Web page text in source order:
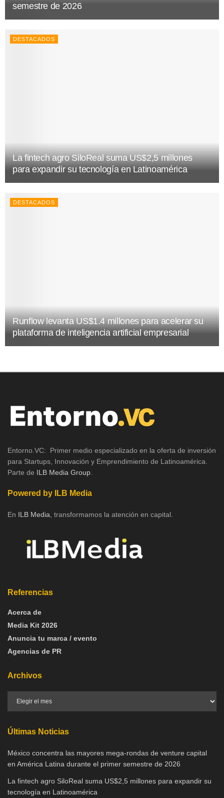
semestre de 2026
DESTACADOS
La fintech agro SiloReal suma US$2,5 millones
para expandir su tecnología en Latinoamérica
DESTACADOS
Runflow levanta US$1.4 millones para acelerar su
plataforma de inteligencia artificial empresarial
Entorno.VC: Primer medio especializado en la oferta de inversión
para Startups, Innovación y Emprendimiento de Latinoamérica.
Parte de ILB Media Group
Powered by ILB Media
En ILB Media , transformamos la atención en capital.
Referencias
Acerca de
Media Kit 2026
Anuncia tu marca / evento
Agencias de PR
Archivos
Últimas Noticias
México concentra las mayores mega-rondas de venture capital
en América Latina durante el primer semestre de 2026
La fintech agro SiloReal suma US$2,5 millones para expandir su
tecnología en Latinoamérica